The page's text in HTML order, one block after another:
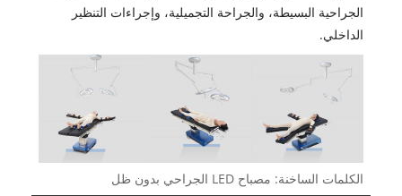
الجراحية البسيطة، والجراحة التجميلية، وإجراءات التنظير
الداخلي.
الكلمات الساخنة: مصباح LED الجراحي بدون ظل